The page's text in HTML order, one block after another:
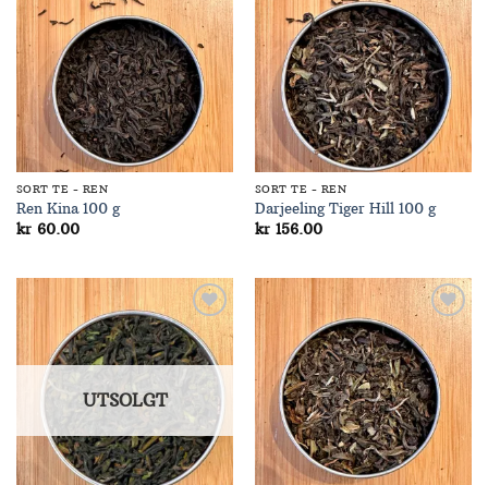
Add to
Wishlist
SORT TE - REN
Ren Kina 100 g
kr60.00
Add to
Wishlist
SORT TE - REN
Darjeeling Tiger Hill 100 g
kr156.00
Add to
Wishlist
UTSOLGT
Add to
Wishlist